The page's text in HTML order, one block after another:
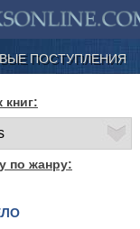
ПОСТУПЛЕНИЯ
по жанру: